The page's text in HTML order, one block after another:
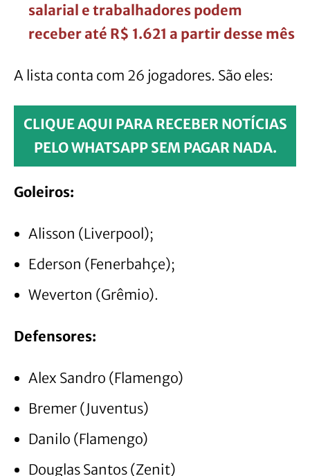
salarial e trabalhadores podem
receber até R$ 1.621 a partir desse mês
A lista conta com 26 jogadores. São eles:
CLIQUE AQUI PARA RECEBER NOTÍCIAS
PELO WHATSAPP SEM PAGAR NADA.
Goleiros:
Alisson (Liverpool);
Ederson (Fenerbahçe);
Weverton (Grêmio).
Defensores:
Alex Sandro (Flamengo)
Bremer (Juventus)
Danilo (Flamengo)
Douglas Santos (Zenit)